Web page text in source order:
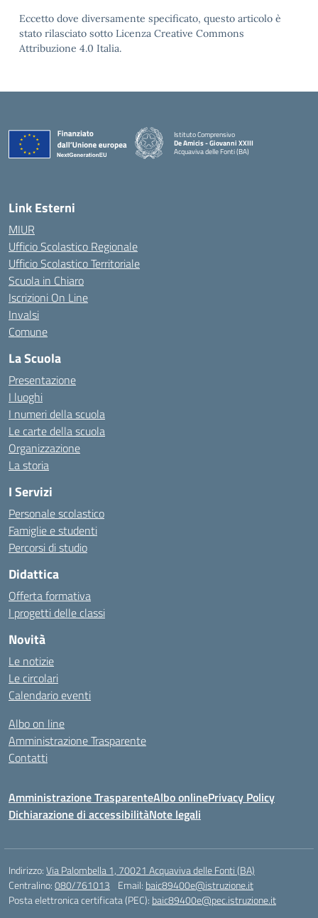
Eccetto dove diversamente specificato, questo articolo è
stato rilasciato sotto Licenza Creative Commons
Attribuzione 4.0 Italia.
Istituto Comprensivo
De Amicis - Giovanni XXIII
Acquaviva delle Fonti (BA)
— Visita la pagina iniziale della scuola
Link Esterni
MIUR
Ufficio Scolastico Regionale
Ufficio Scolastico Territoriale
Scuola in Chiaro
Iscrizioni On Line
Invalsi
Comune
La Scuola
Presentazione
I luoghi
I numeri della scuola
Le carte della scuola
Organizzazione
La storia
I Servizi
Personale scolastico
Famiglie e studenti
Percorsi di studio
Didattica
Offerta formativa
I progetti delle classi
Novità
Le notizie
Le circolari
Calendario eventi
Albo on line
Amministrazione Trasparente
Contatti
Amministrazione TrasparenteAlbo onlinePrivacy Policy
Dichiarazione di accessibilitàNote legali
Indirizzo:Via Palombella 1, 70021 Acquaviva delle Fonti (BA)
Centralino:080/761013 Email: baic89400e@istruzione.it
Posta elettronica certificata (PEC): baic89400e@pec.istruzione.it